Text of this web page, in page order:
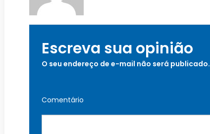
Escreva sua opinião
O seu endereço de e-mail não será publicado.
Comentário